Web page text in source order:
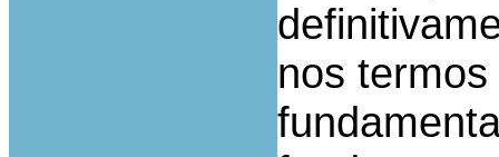
nos